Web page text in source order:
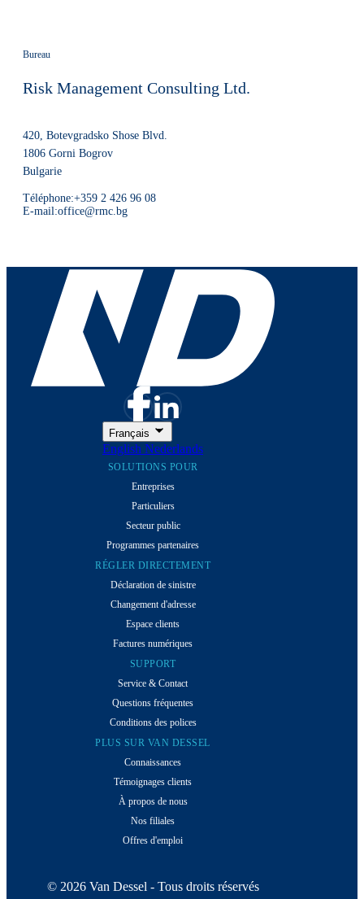
Bureau
Risk Management Consulting Ltd.
420, Botevgradsko Shose Blvd.
1806 Gorni Bogrov
Bulgarie
Téléphone:+359 2 426 96 08
E-mail:office@rmc.bg
Français
English Nederlands
SOLUTIONS POUR
Entreprises
Particuliers
Secteur public
Programmes partenaires
RÉGLER DIRECTEMENT
Déclaration de sinistre
Changement d'adresse
Espace clients
Factures numériques
SUPPORT
Service & Contact
Questions fréquentes
Conditions des polices
PLUS SUR VAN DESSEL
Connaissances
Témoignages clients
À propos de nous
Nos filiales
Offres d'emploi
© 2026 Van Dessel - Tous droits réservés